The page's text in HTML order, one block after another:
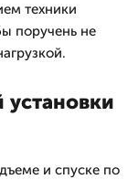
техники
поручень не
и спуске по